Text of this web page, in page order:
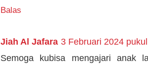
Balas
Jiah Al Jafara 3 Februari 2024
Semoga kubisa mengajari anak